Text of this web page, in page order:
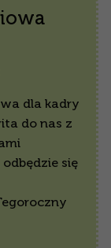
dla kadry
do nas z
się